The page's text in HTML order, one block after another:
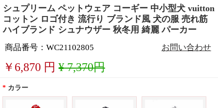
シュプリーム ペットウェア コーギー 中小型犬 vuitton
コットン ロゴ付き 流行り ブランド風 犬の服 売れ筋
ハイブランド シュナウザー 秋冬用 綺麗 パーカー
商品番号：WC21102805 お問い合わせ
￥ 6,870 円 ¥ 7,370円
* カラー